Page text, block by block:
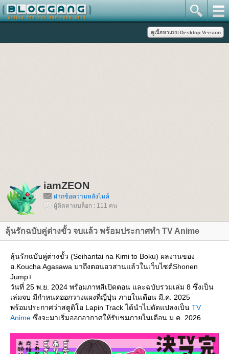
iamZEON
ฝากข้อความหลังไมค์
ผู้ติดตามบล็อก : 111 คน
ลุ้นรักฉบับคู่ต่างขั้ว จบแล้ว พร้อมประกาศทำ TV Anime
ลุ้นรักฉบับคู่ต่างขั้ว (Seihantai na Kimi to Boku) ผลงานของ
อ.Koucha Agasawa มาถึงตอนอวสานแล้วในเว็บไซต์Shonen
Jump+
วันที่ 25 พ.ย. 2024 พร้อมภาพสีเปิดตอน และฉบับรวมเล่ม 8 ซึ่งเป็น
เล่มจบ มีกำหนดออกวางแผงที่ญี่ปุ่น ภายในเดือน มี.ค. 2025
พร้อมประกาศว่าสตูดิโอ Lapin Track ได้นำไปดัดแปลงเป็น TV
Anime ซึ่งจะมาเริ่มออกอากาศให้รับชมภายในเดือน ม.ค. 2026